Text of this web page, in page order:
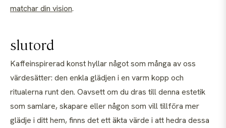
matchar din vision.
slutord
Kaffeinspirerad konst hyllar något som många av oss
värdesätter: den enkla glädjen i en varm kopp och
ritualerna runt den. Oavsett om du dras till denna estetik
som samlare, skapare eller någon som vill tillföra mer
glädje i ditt hem, finns det ett äkta värde i att hedra dessa